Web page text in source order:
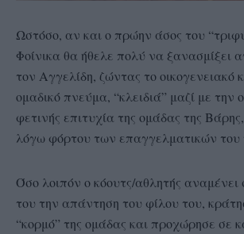
Ωστόσο, αν και ο πρώην άσος του
Φοίνικα θα ήθελε πολύ να ξανασμίξει
τον Αγγελίδη, ζώντας το οικογενειακό
ομαδικό πνεύμα, “κλειδιά” μαζί με την
φετινής επιτυχία της ομάδας της
λόγω φόρτου των επαγγελματικών
Όσο λοιπόν ο κόουτς/αθλητής αναμένει
του την απάντηση του φίλου του,
“κορμό” της ομάδας και προχώρησε σε